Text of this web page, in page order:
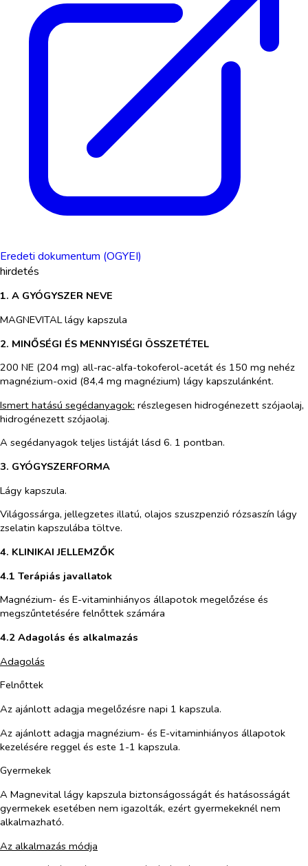
Eredeti dokumentum (OGYEI)
hirdetés
1. A GYÓGYSZER NEVE
MAGNEVITAL lágy kapszula
2. MINŐSÉGI ÉS MENNYISÉGI ÖSSZETÉTEL
200 NE (204 mg) all-rac-alfa-tokoferol-acetát és 150 mg nehéz
magnézium-oxid (84,4 mg magnézium) lágy kapszulánként.
Ismert hatású segédanyagok: részlegesen hidrogénezett szójaolaj,
hidrogénezett szójaolaj.
A segédanyagok teljes listáját lásd 6. 1 pontban.
3. GYÓGYSZERFORMA
Lágy kapszula.
Világossárga, jellegzetes illatú, olajos szuszpenzió rózsaszín lágy
zselatin kapszulába töltve.
4. KLINIKAI JELLEMZŐK
4.1 Terápiás javallatok
Magnézium- és E-vitaminhiányos állapotok megelőzése és
megszűntetésére felnőttek számára
4.2 Adagolás és alkalmazás
Adagolás
Felnőttek
Az ajánlott adagja megelőzésre napi 1 kapszula.
Az ajánlott adagja magnézium- és E-vitaminhiányos állapotok
kezelésére reggel és este 1-1 kapszula.
Gyermekek
A Magnevital lágy kapszula biztonságosságát és hatásosságát
gyermekek esetében nem igazolták, ezért gyermekeknél nem
alkalmazható.
Az alkalmazás módja